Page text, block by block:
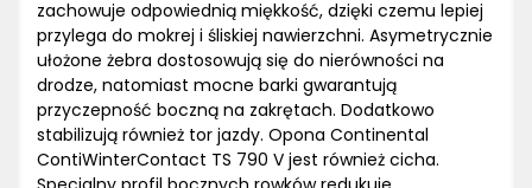
zachowuje odpowiednią miękkość, dzięki czemu lepiej
przylega do mokrej i śliskiej nawierzchni. Asymetrycznie
ułożone żebra dostosowują się do nierówności na
drodze, natomiast mocne barki gwarantują
przyczepność boczną na zakrętach. Dodatkowo
stabilizują również tor jazdy. Opona Continental
ContiWinterContact TS 790 V jest również cicha.